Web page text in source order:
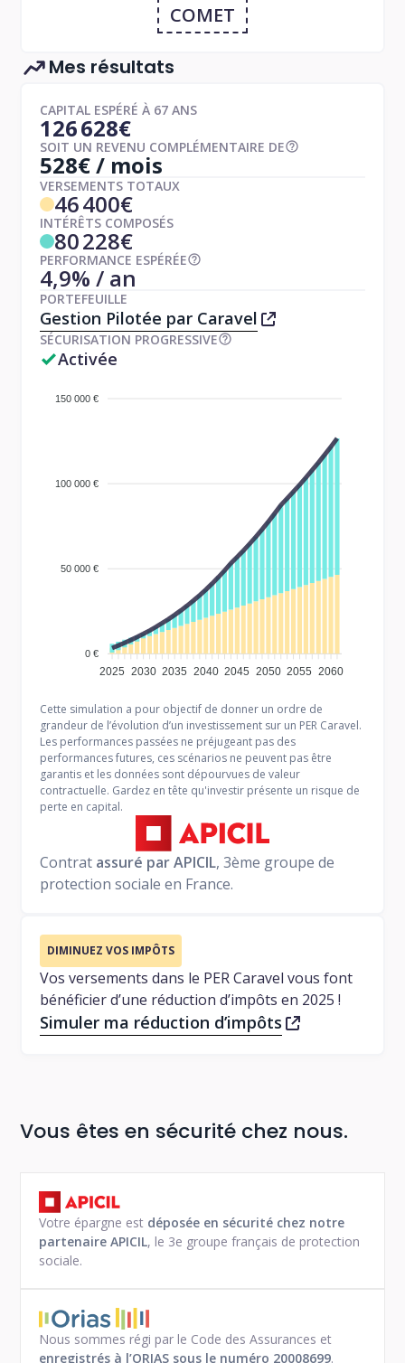
COMET
Mes résultats
CAPITAL ESPÉRÉ À 67 ANS
126 628€
SOIT UN REVENU COMPLÉMENTAIRE DE
528€ / mois
VERSEMENTS TOTAUX
46 400€
INTÉRÊTS COMPOSÉS
80 228€
PERFORMANCE ESPÉRÉE
4,9% / an
PORTEFEUILLE
Gestion Pilotée par Caravel
SÉCURISATION PROGRESSIVE
Activée
150 000 €
100 000 €
50 000 €
0 €
2025 2030 2035 2040 2045 2050 2055 2060
Cette simulation a pour objectif de donner un ordre de
grandeur de l’évolution d’un investissement sur un PER Caravel.
Les performances passées ne préjugeant pas des
performances futures, ces scénarios ne peuvent pas être
garantis et les données sont dépourvues de valeur
contractuelle. Gardez en tête qu'investir présente un risque de
perte en capital.
Contrat assuré par APICIL, 3ème groupe de
protection sociale en France.
DIMINUEZ VOS IMPÔTS
Vos versements dans le PER Caravel vous font
bénéficier d’une réduction d’impôts en 2025 !
Simuler ma réduction d’impôts
Vous êtes en sécurité chez nous.
Votre épargne est déposée en sécurité chez notre
partenaire APICIL, le 3e groupe français de protection
sociale.
Nous sommes régi par le Code des Assurances et
enregistrés à l’ORIAS sous le numéro 20008699.